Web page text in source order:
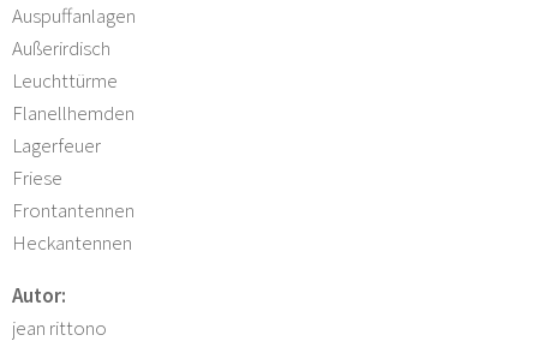
Auspuffanlagen
Außerirdisch
Leuchttürme
Flanellhemden
Lagerfeuer
Friese
Frontantennen
Heckantennen
Autor:
jean rittono